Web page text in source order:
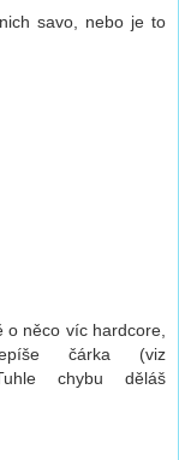
savo, nebo je to
o něco víc hardcore,
čárka (viz
Tuhle chybu děláš